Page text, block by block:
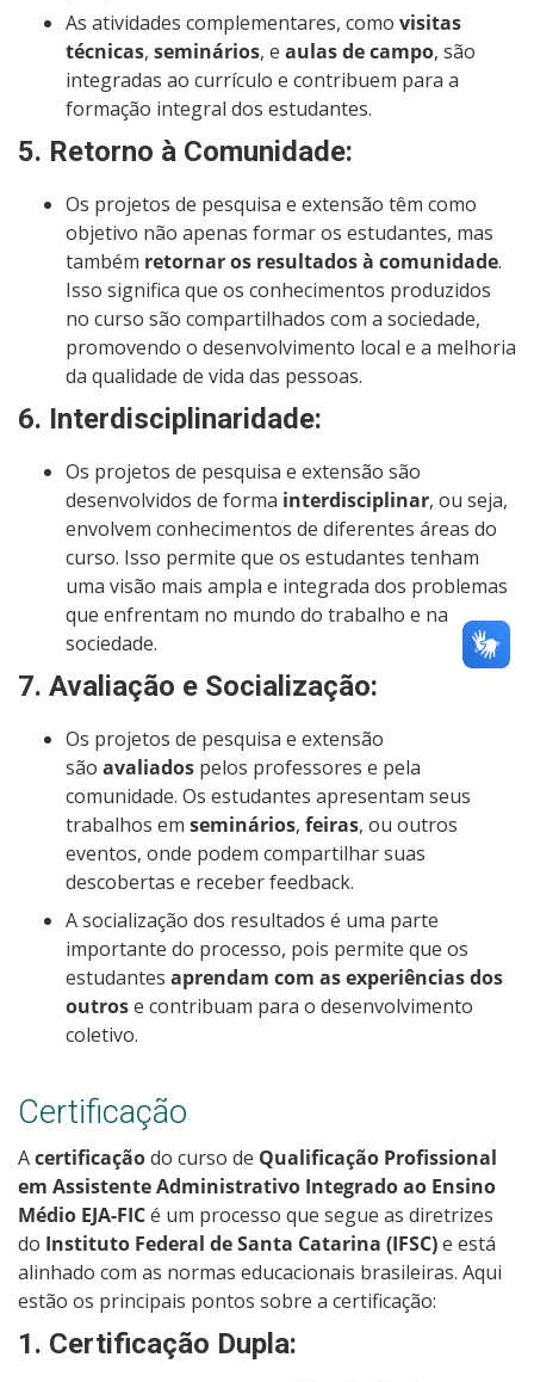
As atividades complementares, como visitas
técnicas, seminários, e aulas de campo, são
integradas ao currículo e contribuem para a
formação integral dos estudantes.
5. Retorno à Comunidade:
Os projetos de pesquisa e extensão têm como
objetivo não apenas formar os estudantes, mas
também retornar os resultados à comunidade.
Isso significa que os conhecimentos produzidos
no curso são compartilhados com a sociedade,
promovendo o desenvolvimento local e a melhoria
da qualidade de vida das pessoas.
6. Interdisciplinaridade:
Os projetos de pesquisa e extensão são
desenvolvidos de forma interdisciplinar, ou seja,
envolvem conhecimentos de diferentes áreas do
curso. Isso permite que os estudantes tenham
uma visão mais ampla e integrada dos problemas
que enfrentam no mundo do trabalho e na
sociedade.
7. Avaliação e Socialização:
Os projetos de pesquisa e extensão
são avaliados pelos professores e pela
comunidade. Os estudantes apresentam seus
trabalhos em seminários, feiras, ou outros
eventos, onde podem compartilhar suas
descobertas e receber feedback.
A socialização dos resultados é uma parte
importante do processo, pois permite que os
estudantes aprendam com as experiências dos
outrose contribuam para o desenvolvimento
coletivo.
Certificação
Acertificaçãodo curso de Qualificação Profissional
em Assistente Administrativo Integrado ao Ensino
Médio EJA-FICé um processo que segue as diretrizes
do Instituto Federal de Santa Catarina (IFSC)e está
alinhado com as normas educacionais brasileiras. Aqui
estão os principais pontos sobre a certificação:
1. Certificação Dupla: